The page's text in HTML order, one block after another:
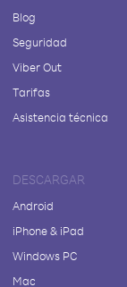
Blog
Seguridad
Viber Out
Tarifas
Asistencia técnica
DESCARGAR
Android
iPhone & iPad
Windows PC
Mac